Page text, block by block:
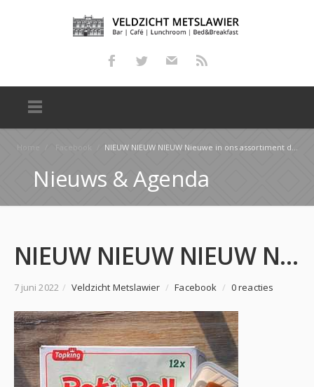
Home Facebook NIEUW NIEUW NIEUW Nieuwe in ons assortiment de Roti Rol! Een overheerlijke rol gevuld met Surinaa…
Nieuws & Agenda
NIEUW NIEUW NIEUW Nieuwe in ons assortiment de Roti Rol! Een overheerlijke rol gevuld met Surinaa…
7 juni 2022 / Veldzicht Metslawier / Facebook / 0 reacties